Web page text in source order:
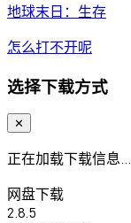
地球末日：生存
怎么打不开呢
选择下载方式
✕
正在加载下载信息...
网盘下载
2.8.5